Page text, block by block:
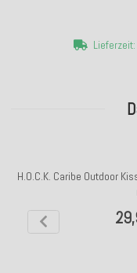
H.O.C.K. Caribe Outdoor